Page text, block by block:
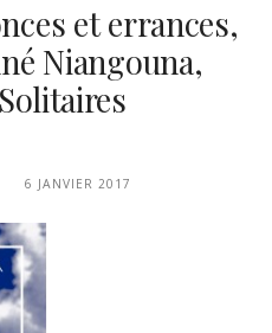
et errances,
Niangouna,
6 JANVIER 2017